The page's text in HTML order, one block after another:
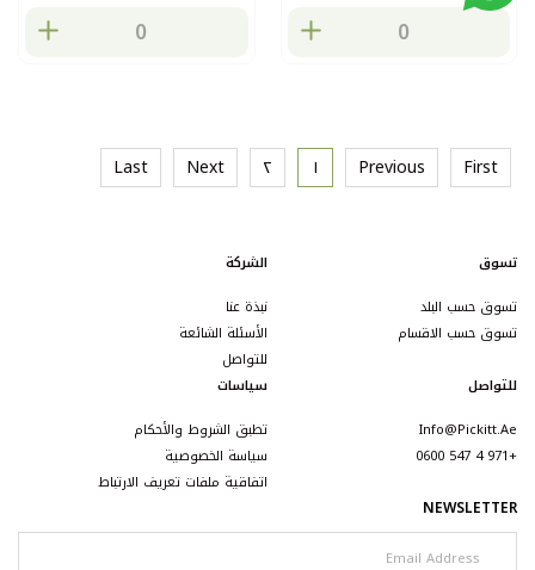
First
Previous ١ ٢ Next
Last
تسوق
تسوق حسب البلد
تسوق حسب الاقسام
الشركة
نبذة عنا
الأسئلة الشائعة
للتواصل
للتواصل
Info@pickitt.ae
+971 4 547 0600
سياسات
تطبق الشروط والأحكام
سياسة الخصوصية
اتفاقية ملفات تعريف الارتباط
NEWSLETTER